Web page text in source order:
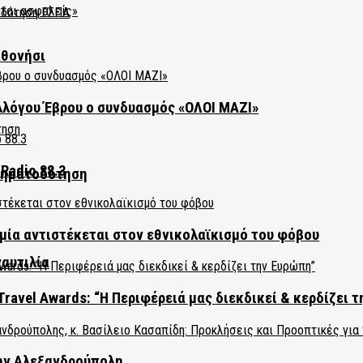
Έβρου ο συνδυασμός «ΟΛΟΙ ΜΑΖΙ»
88.3
αντιστέκεται στον εθνικολαϊκισμό του φόβου
Awards: “Η Περιφέρειά μας διεκδικεί & κερδίζει